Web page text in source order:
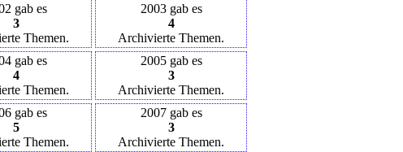
gab es
3
Themen.
2003 gab es
4
Archivierte Themen.
gab es
4
Themen.
2005 gab es
3
Archivierte Themen.
gab es
5
Themen.
2007 gab es
3
Archivierte Themen.